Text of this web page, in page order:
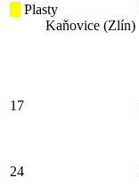
Plasty
Kaňovice (Zlín)
17
24